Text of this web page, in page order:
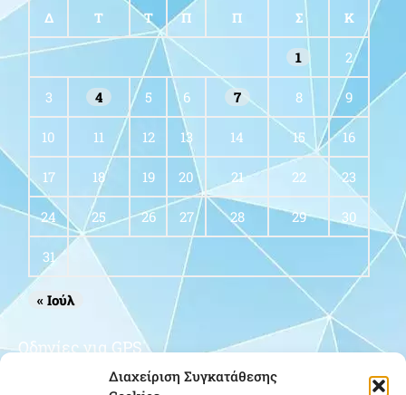
Διαχείριση Συγκατάθεσης
Δ Τ Τ Π Π Σ Κ
1 2
3 4 5 6 7 8 9
10 11 12 13 14 15 16
17 18 19 20 21 22 23
24 25 26 27 28 29 30
31
« Ιούλ
Οδηγίες για GPS